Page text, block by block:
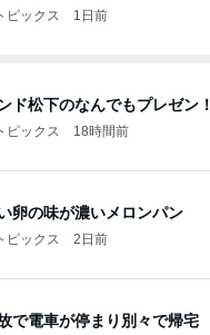
ピックス 1日前
ド松下のなんでもプレゼン！
ピックス 18時間前
卵の味が濃いメロンパン
ピックス 2日前
で電車が停まり別々で帰宅